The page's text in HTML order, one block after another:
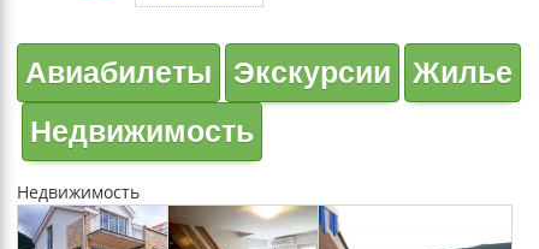
Авиабилеты Экскурсии
Жилье
Недвижимость
Недвижимость